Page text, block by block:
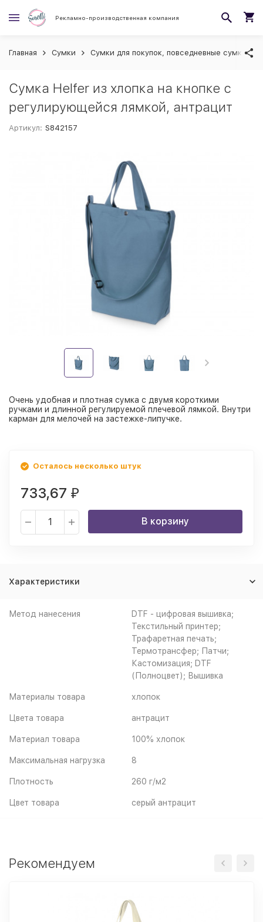
Рекламно-производственная компания
Главная Сумки Сумки для покупок, повседневные сумки
Сумка Helfer из хлопка на кнопке с
регулирующейся лямкой, антрацит
Артикул: S842157
Очень удобная и плотная сумка с двумя короткими
ручками и длинной регулируемой плечевой лямкой. Внутри
карман для мелочей на застежке-липучке.
Осталось несколько штук
733,67 ₽
В корзину
Характеристики
Метод нанесения
DTF - цифровая вышивка;
Текстильный принтер;
Трафаретная печать;
Термотрансфер; Патчи;
Кастомизация; DTF
(Полноцвет); Вышивка
Материалы товара хлопок
Цвета товара антрацит
Материал товара 100% хлопок
Максимальная нагрузка 8
Плотность 260 г/м2
Цвет товара серый антрацит
Рекомендуем